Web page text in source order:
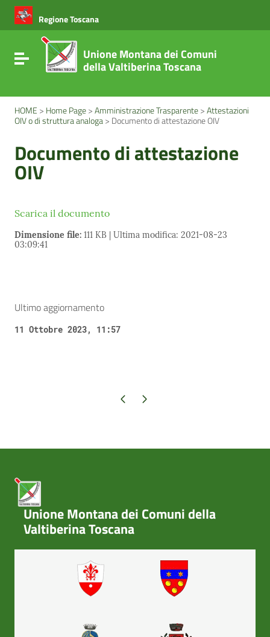
Vai ai contenuti
Vai al menu di navigazione
Vai al footer
Regione Toscana
Attiva / disattiva la navigazione
Unione Montana dei Comuni
della Valtiberina Toscana
HOME > Home Page>Amministrazione Trasparente>Attestazioni
OIV o di struttura analoga> Documento di attestazione OIV
Documento di attestazione
OIV
Scarica il documento
Dimensione file: 111 KB | Ultima modifica: 2021-08-23
03:09:41
Ultimo aggiornamento
11 Ottobre 2023, 11:57
Pagina precedente
Pagina successiva
Unione Montana dei Comuni della
Valtiberina Toscana